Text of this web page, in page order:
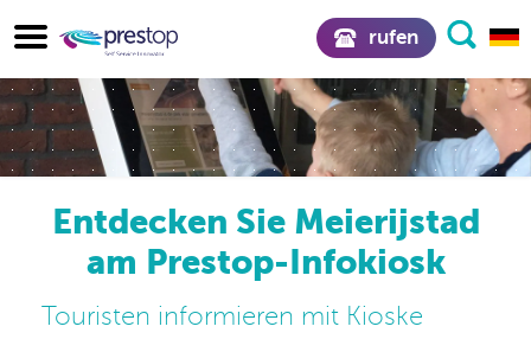
rufen
Entdecken Sie Meierijstad
am Prestop-Infokiosk
Touristen informieren mit Kioske